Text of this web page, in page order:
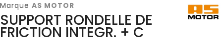
Marque AS MOTOR
SUPPORT RONDELLE DE
FRICTION INTEGR. + C